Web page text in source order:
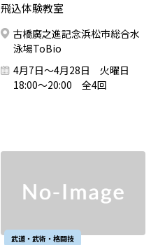
飛込体験教室
古橋廣之進記念浜松市総合水
泳場ToBio
4月7日～4月28日 火曜日
18:00～20:00 全4回
武道・武術・格闘技